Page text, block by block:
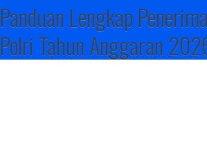
Panduan Lengkap
Polri Tahun Anggaran